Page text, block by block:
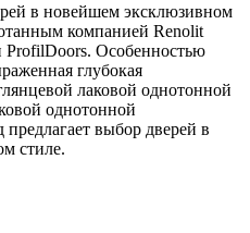
в новейшем эксклюзивном
компанией Renolit
Особенностью
глубокая
лаковой однотонной
однотонной
выбор дверей в
стиле.